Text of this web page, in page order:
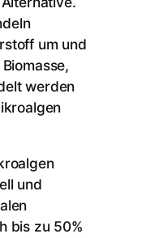
um und
werden
und
bis zu 50%